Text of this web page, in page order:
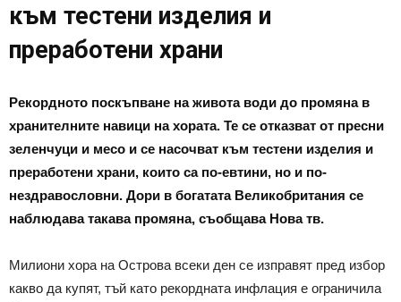
към тестени изделия и
преработени храни
Рекордното поскъпване на живота води до промяна в
хранителните навици на хората. Те се отказват от пресни
зеленчуци и месо и се насочват към тестени изделия и
преработени храни, които са по-евтини, но и по-
нездравословни. Дори в богатата Великобритания се
наблюдава такава промяна, съобщава Нова тв.
Милиони хора на Острова всеки ден се изправят пред избор
какво да купят, тъй като рекордната инфлация е ограничила